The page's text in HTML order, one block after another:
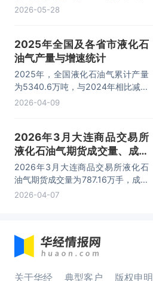
金额为3278.75亿元，成交均价为
2026-05-28
2025年全国及各省市液化石
油气产量与增速统计
2025年，全国液化石油气累计产量
为5340.6万吨，与2024年相比减少
了77.4万吨，产量累计同比下降
2026-04-09
2026年3月大连商品交易所
液化石油气期货成交量、成交
金额及成交均价统计
2026年3月大连商品交易所液化石
油气期货成交量为787.16万手，成交
金额为9248.76亿元，成交均价为
2026-04-07
关于华经 典型客户 版权申明